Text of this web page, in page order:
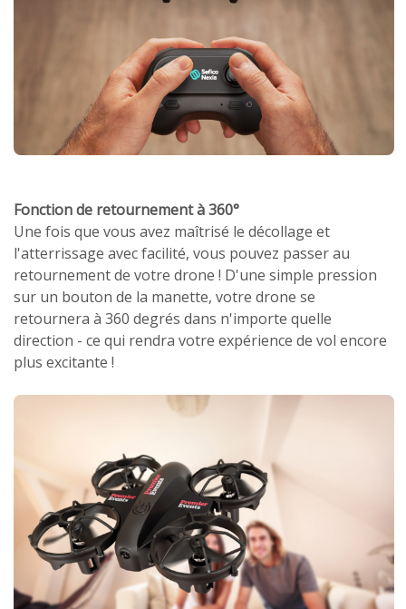
Fonction de retournement à 360°
Une fois que vous avez maîtrisé le décollage et
l'atterrissage avec facilité, vous pouvez passer au
retournement de votre drone ! D'une simple pression
sur un bouton de la manette, votre drone se
retournera à 360 degrés dans n'importe quelle
direction - ce qui rendra votre expérience de vol encore
plus excitante !